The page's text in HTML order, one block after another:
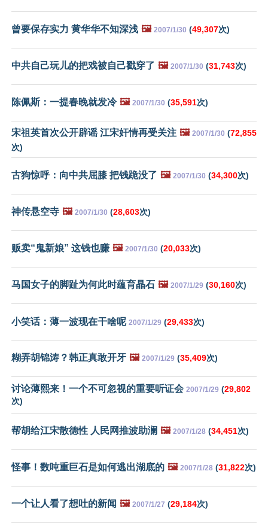
曾要保存实力 黄华华不知深浅 🖼️ 2007/1/30 (49,307次)
中共自己玩儿的把戏被自己戳穿了 🖼️ 2007/1/30 (31,743次)
陈佩斯：一提春晚就发冷 🖼️ 2007/1/30 (35,591次)
宋祖英首次公开辟谣 江宋奸情再受关注 🖼️ 2007/1/30 (72,855
次)
古狗惊呼：向中共屈膝 把钱跪没了 🖼️ 2007/1/30 (34,300次)
神传悬空寺 🖼️ 2007/1/30 (28,603次)
贩卖“鬼新娘” 这钱也赚 🖼️ 2007/1/30 (20,033次)
马国女子的脚趾为何此时蕴育晶石 🖼️ 2007/1/29 (30,160次)
小笑话：薄一波现在干啥呢 2007/1/29 (29,433次)
糊弄胡锦涛？韩正真敢开牙 🖼️ 2007/1/29 (35,409次)
讨论薄熙来！一个不可忽视的重要听证会 2007/1/29 (29,802
次)
帮胡给江宋散德性 人民网推波助澜 🖼️ 2007/1/28 (34,451次)
怪事！数吨重巨石是如何逃出湖底的 🖼️ 2007/1/28 (31,822次)
一个让人看了想吐的新闻 🖼️ 2007/1/27 (29,184次)